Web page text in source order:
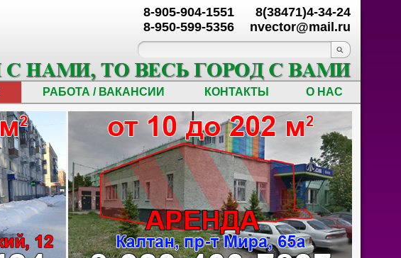
8(38471)4-34-24
nvector@mail.ru
8-905-904-1551
8-950-599-5356
РАБОТА / ВАКАНСИИ КОНТАКТЫ О НАС